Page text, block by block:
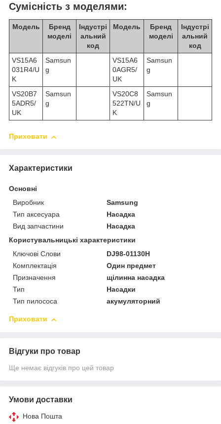
Сумісність з моделями:
Модель
Бренд
моделі
Індустрі
альний
код
Модель
Бренд
моделі
Індустрі
альний
код
VS15A6
031R4/U
K
Samsun
g
VS15A6
0AGR5/
UK
Samsun
g
VS20B7
5ADR5/
UK
Samsun
g
VS20C8
522TN/U
K
Samsun
g
Приховати
Характеристики
Основні
Виробник
Samsung
Тип аксесуара
Насадка
Вид запчастини
Насадка
Користувальницькі характеристики
Ключові Слови
DJ98-01130H
Комплектація
Один предмет
Призначення
щілинна насадка
Тип
Насадки
Тип пилососа
акумуляторний
Приховати
Відгуки про товар
Ще немає відгуків про цей товар
Умови доставки
Нова Пошта